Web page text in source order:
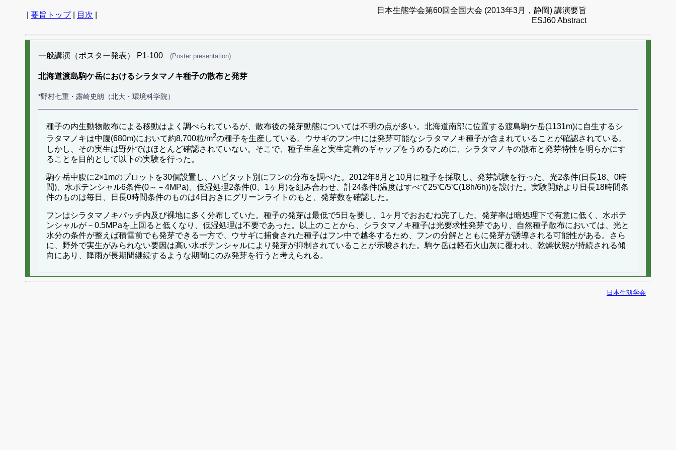
要旨トップ| 目次
日本生態学会第60回全国大会 (2013年3月，静岡) 講演要旨
ESJ60 Abstract
一般講演（ポスター発表） P1-100 (Poster presentation)
北海道渡島駒ケ岳におけるシラタマノキ種子の散布と発芽
*野村七重・露崎史朗（北大・環境科学院）
種子の内生動物散布による移動はよく調べられているが、散布後の発芽動態については不明の点が多い。北海道南部に位置する渡島駒ケ岳(1131m)に自生するシ
ラタマノキは中腹(680m)において約8,700粒/m2の種子を生産している。ウサギのフン中には発芽可能なシラタマノキ種子が含まれていることが確認されている。
しかし、その実生は野外ではほとんど確認されていない。そこで、種子生産と実生定着のギャップをうめるために、シラタマノキの散布と発芽特性を明らかにす
ることを目的として以下の実験を行った。
駒ケ岳中腹に2×1mのプロットを30個設置し、ハビタット別にフンの分布を調べた。2012年8月と10月に種子を採取し、発芽試験を行った。光2条件(日長18、0時
間)、水ポテンシャル6条件(0～－4MPa)、低湿処理2条件(0、1ヶ月)を組み合わせ、計24条件(温度はすべて25℃/5℃(18h/6h))を設けた。実験開始より日長18時間条
件のものは毎日、日長0時間条件のものは4日おきにグリーンライトのもと、発芽数を確認した。
フンはシラタマノキパッチ内及び裸地に多く分布していた。種子の発芽は最低で5日を要し、1ヶ月でおおむね完了した。発芽率は暗処理下で有意に低く、水ポテ
ンシャルが－0.5MPaを上回ると低くなり、低湿処理は不要であった。以上のことから、シラタマノキ種子は光要求性発芽であり、自然種子散布においては、光と
水分の条件が整えば積雪前でも発芽できる一方で、ウサギに捕食された種子はフン中で越冬するため、フンの分解とともに発芽が誘導される可能性がある。さら
に、野外で実生がみられない要因は高い水ポテンシャルにより発芽が抑制されていることが示唆された。駒ケ岳は軽石火山灰に覆われ、乾燥状態が持続される傾
向にあり、降雨が長期間継続するような期間にのみ発芽を行うと考えられる。
日本生態学会